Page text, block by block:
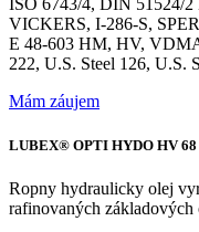
ISO 6743/4, DIN 51524/
VICKERS, I-286-S,
E 48-603 HM, HV,
222, U.S. Steel 126, U.S.
Mám záujem
LUBEX® OPTI HYDO HV 68
Ropny hydraulicky olej
rafinovaných základových